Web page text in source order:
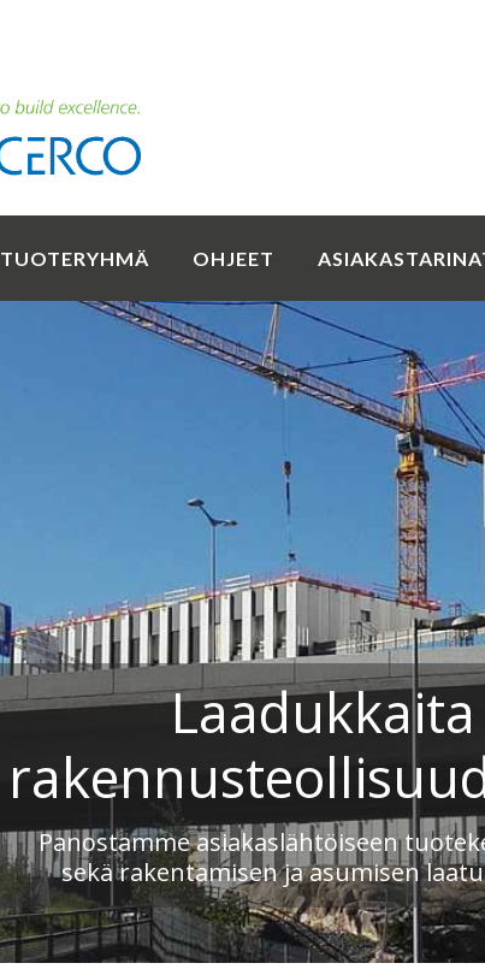
TUOTERYHMÄ OHJEET
Panostamme asiakaslähtöiseen
sekä rakentamisen ja asumisen